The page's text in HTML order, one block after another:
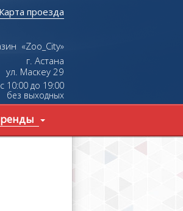
Карта проезда
«Zoo_City»
г. Астана
ул. Маскеу29
10:00 до 19:00
без выходных